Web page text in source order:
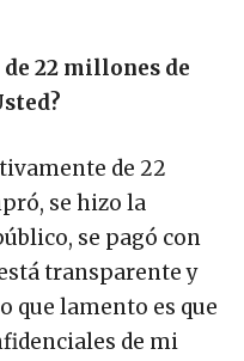
22 millones de
de 22
se hizo la
se pagó con
transparente y
que lamento es que
de mi